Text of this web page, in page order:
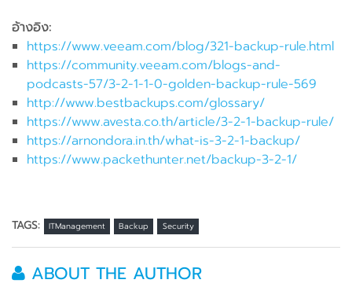
อ้างอิง:
https://www.veeam.com/blog/321-backup-rule.html
https://community.veeam.com/blogs-and-
podcasts-57/3-2-1-1-0-golden-backup-rule-569
http://www.bestbackups.com/glossary/
https://www.avesta.co.th/article/3-2-1-backup-rule/
https://arnondora.in.th/what-is-3-2-1-backup/
https://www.packethunter.net/backup-3-2-1/
TAGS: ITManagement Backup Security
ABOUT THE AUTHOR